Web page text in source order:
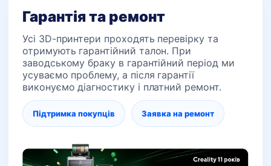
Гарантія та ремонт
Усі 3D-принтери проходять перевірку та
отримують гарантійний талон. При
заводському браку в гарантійний період ми
усуваємо проблему, а після гарантії
виконуємо діагностику і платний ремонт.
Підтримка покупців Заявка на ремонт